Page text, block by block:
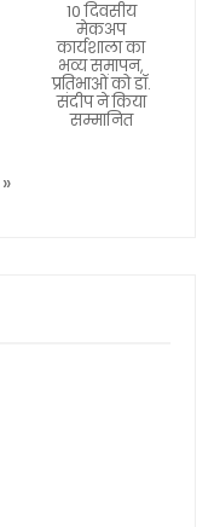
10 दिवसीय
मेकअप
कार्यशाला का
भव्य समापन,
प्रतिभाओं को डॉ.
संदीप ने किया
सम्मानित
»